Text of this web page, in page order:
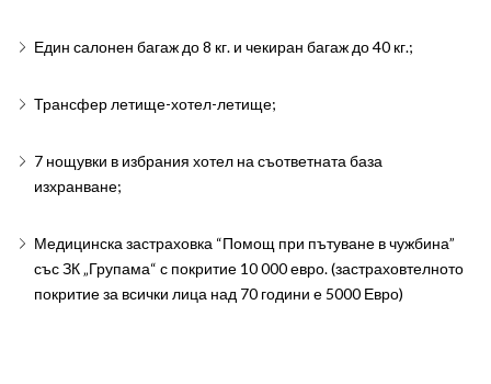
Един салонен багаж до 8 кг. и чекиран багаж до 40 кг.;
Трансфер летище-хотел-летище;
7 нощувки в избрания хотел на съответната база
изхранване;
Медицинска застраховка “Помощ при пътуване в чужбина”
със ЗК „Групама“ с покритие 10 000 евро. (застраховтелното
покритие за всички лица над 70 години е 5000 Евро)